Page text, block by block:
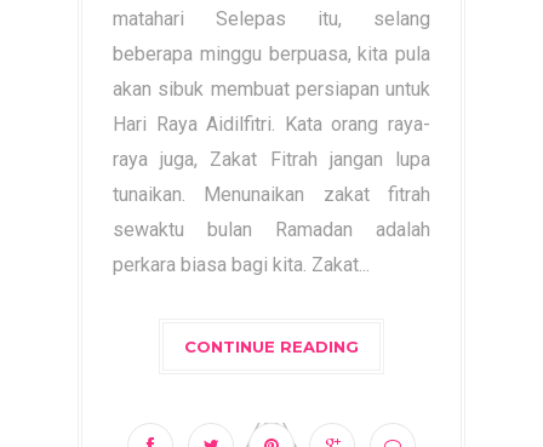
matahari Selepas itu, selang
beberapa minggu berpuasa, kita pula
akan sibuk membuat persiapan untuk
Hari Raya Aidilfitri. Kata orang raya-
raya juga, Zakat Fitrah jangan lupa
tunaikan. Menunaikan zakat fitrah
sewaktu bulan Ramadan adalah
perkara biasa bagi kita. Zakat...
CONTINUE READING